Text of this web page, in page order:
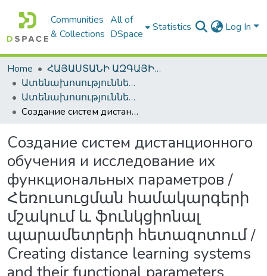
Communities
& Collections
All of
DSpace
Statistics Log In
Home
ՀԱՅԱՍՏԱՆԻ ԱԶԳԱՅԻՆ ԳՐԱԴԱՐԱՆԻ ԹՎԱՅԻՆ ՊԱՀՈՑ / DIGITAL REPOSITORY OF NLA
Ատենախոսություններ և սեղմագրեր / Theses & Abstracts
Ատենախոսություններ և սեղմագրեր / Theses & Abstracts
Создание систем дистанционного обучения и исследование их функциональных параметров / Հեռուսուցման համակարգերի մշակում և ֆունկցիոնալ պարամետրերի հետազոտում / Creating distance learning systems and their functional parameters analyzing
Создание систем дистанционного
обучения и исследование их
функциональных параметров /
Հեռուսուցման համակարգերի
մշակում և ֆունկցիոնալ
պարամետրերի հետազոտում /
Creating distance learning systems